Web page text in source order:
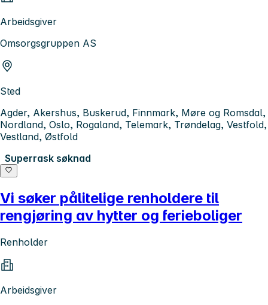
Arbeidsgiver
Omsorgsgruppen AS
Sted
Agder, Akershus, Buskerud, Finnmark, Møre og Romsdal,
Nordland, Oslo, Rogaland, Telemark, Trøndelag, Vestfold,
Vestland, Østfold
Superrask søknad
Vi søker pålitelige renholdere til
rengjøring av hytter og ferieboliger
Renholder
Arbeidsgiver